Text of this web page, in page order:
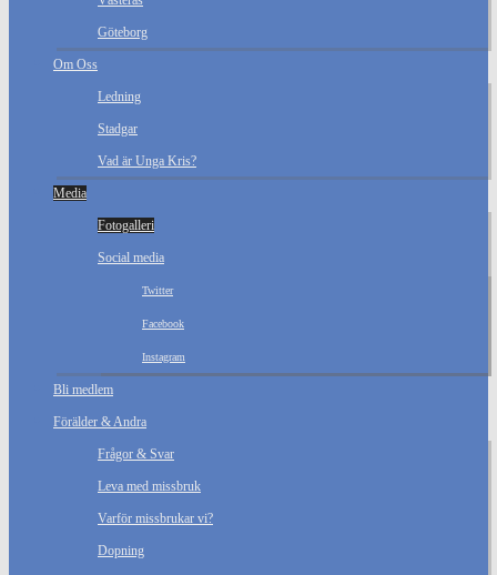
Göteborg
Om Oss
Ledning
Stadgar
Vad är Unga Kris?
Media
Fotogalleri
Social media
Twitter
Facebook
Instagram
Bli medlem
Förälder & Andra
Frågor & Svar
Leva med missbruk
Varför missbrukar vi?
Dopning